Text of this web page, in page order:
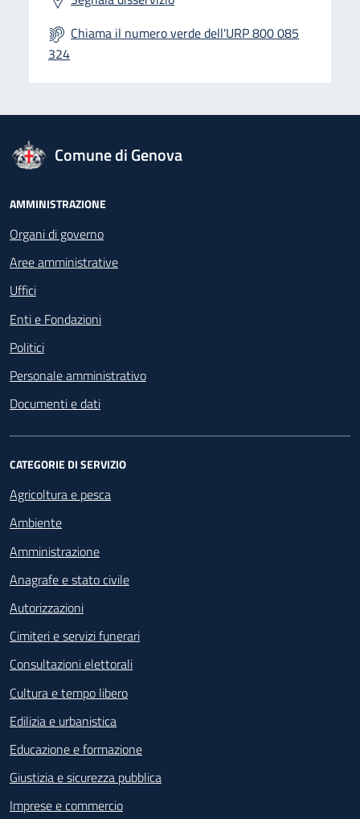
Chiama il numero verde dell'URP 800 085
324
logo Unione Europea
Comune di Genova
Footer - Navigazione
AMMINISTRAZIONE
Organi di governo
Aree amministrative
Uffici
Enti e Fondazioni
Politici
Personale amministrativo
Documenti e dati
CATEGORIE DI SERVIZIO
Agricoltura e pesca
Ambiente
Amministrazione
Anagrafe e stato civile
Autorizzazioni
Cimiteri e servizi funerari
Consultazioni elettorali
Cultura e tempo libero
Edilizia e urbanistica
Educazione e formazione
Giustizia e sicurezza pubblica
Imprese e commercio